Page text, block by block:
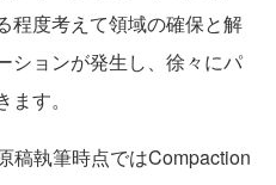
程度考えて領域の確保と解
ションが発生し、徐々にパ
す。
稿執筆時点ではCompaction